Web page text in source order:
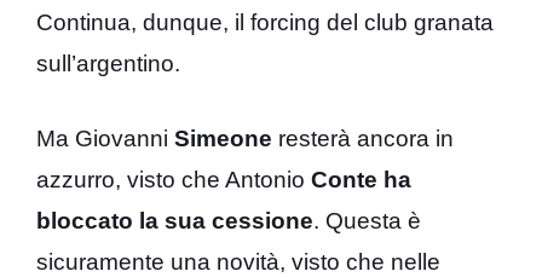
Continua, dunque, il forcing del club granata
sull’argentino.
Ma Giovanni Simeone resterà ancora in
azzurro, visto che Antonio Conte ha
bloccato la sua cessione. Questa è
sicuramente una novità, visto che nelle